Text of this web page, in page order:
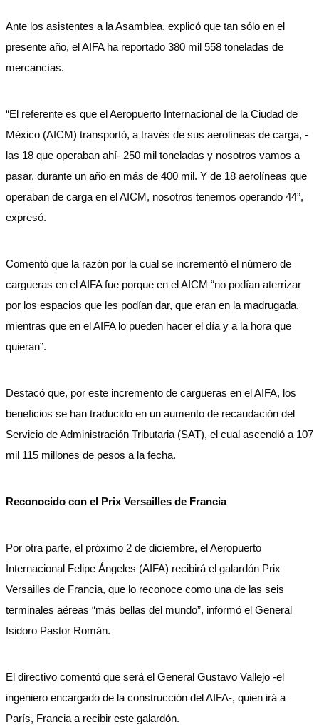
Ante los asistentes a la Asamblea, explicó que tan sólo en el
presente año, el AIFA ha reportado 380 mil 558 toneladas de
mercancías.
“El referente es que el Aeropuerto Internacional de la Ciudad de
México (AICM) transportó, a través de sus aerolíneas de carga, -
las 18 que operaban ahí- 250 mil toneladas y nosotros vamos a
pasar, durante un año en más de 400 mil. Y de 18 aerolíneas que
operaban de carga en el AICM, nosotros tenemos operando 44”,
expresó.
Comentó que la razón por la cual se incrementó el número de
cargueras en el AIFA fue porque en el AICM “no podían aterrizar
por los espacios que les podían dar, que eran en la madrugada,
mientras que en el AIFA lo pueden hacer el día y a la hora que
quieran”.
Destacó que, por este incremento de cargueras en el AIFA, los
beneficios se han traducido en un aumento de recaudación del
Servicio de Administración Tributaria (SAT), el cual ascendió a 107
mil 115 millones de pesos a la fecha.
Reconocido con el Prix Versailles de Francia
Por otra parte, el próximo 2 de diciembre, el Aeropuerto
Internacional Felipe Ángeles (AIFA) recibirá el galardón Prix
Versailles de Francia, que lo reconoce como una de las seis
terminales aéreas “más bellas del mundo”, informó el General
Isidoro Pastor Román.
El directivo comentó que será el General Gustavo Vallejo -el
ingeniero encargado de la construcción del AIFA-, quien irá a
París, Francia a recibir este galardón.